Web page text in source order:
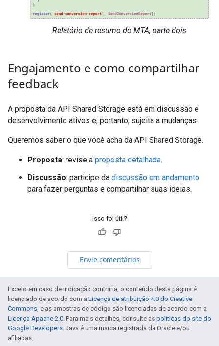
Relatório de resumo do MTA, parte dois
Engajamento e como compartilhar
feedback
A proposta da API Shared Storage está em discussão e
desenvolvimento ativos e, portanto, sujeita a mudanças.
Queremos saber o que você acha da API Shared Storage.
Proposta: revise a proposta detalhada.
Discussão: participe da discussão em andamento
para fazer perguntas e compartilhar suas ideias.
Isso foi útil?
Envie comentários
Exceto em caso de indicação contrária, o conteúdo desta página é
licenciado de acordo com a Licença de atribuição 4.0 do Creative
Commons, e as amostras de código são licenciadas de acordo com a
Licença Apache 2.0. Para mais detalhes, consulte as políticas do site do
Google Developers. Java é uma marca registrada da Oracle e/ou
afiliadas.